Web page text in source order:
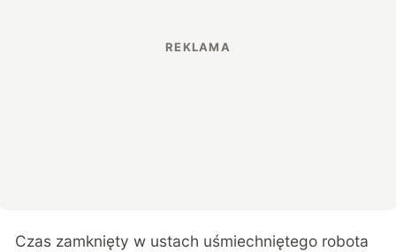
Czas zamknięty w ustach uśmiechniętego robota